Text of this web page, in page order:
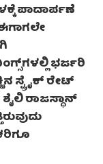
ಪಾದಾರ್ಪಣೆ
ಭರ್ಜರಿ
ಸ್ಟ್ರೈಕ್ ರೇಟ್
ರಾಜಸ್ಥಾನ್